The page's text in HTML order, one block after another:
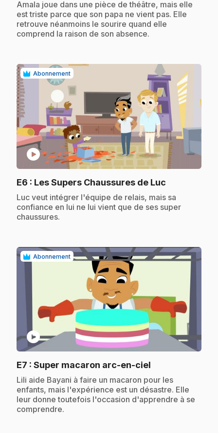
.Amala joue dans une pièce de théâtre, mais elle
est triste parce que son papa ne vient pas. Elle
retrouve néanmoins le sourire quand elle
comprend la raison de son absence.
Abonnement
play_circle
E6 : Les Supers Chaussures de Luc
.Luc veut intégrer l'équipe de relais, mais sa
confiance en lui ne lui vient que de ses super
chaussures.
Abonnement
play_circle
E7 : Super macaron arc-en-ciel
.Lili aide Bayani à faire un macaron pour les
enfants, mais l'expérience est un désastre. Elle
leur donne toutefois l'occasion d'apprendre à se
comprendre.